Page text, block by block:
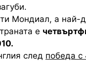
Мондиал, а най-
е
след победа с